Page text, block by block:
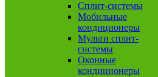
Сплит-системы
Мобильные
кондиционеры
Мульти сплит-
системы
Оконные
кондиционеры